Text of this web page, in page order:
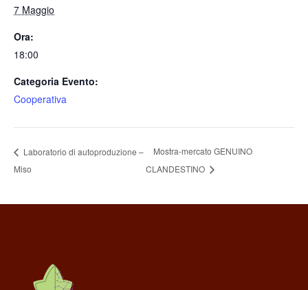
7 Maggio
Ora:
18:00
Categoria Evento:
Cooperativa
Laboratorio di autoproduzione –
Miso
Mostra-mercato GENUINO
CLANDESTINO